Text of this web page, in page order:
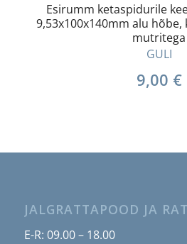
Esirumm ketaspidurile
9,53x100x140mm alu
mutritega
GULI
9,00 €
JALGRATTAPOOD JA
E-R: 09.00 – 18.00